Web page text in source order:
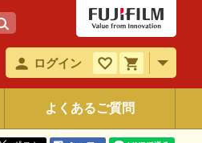
ログイン
よくあるご質問